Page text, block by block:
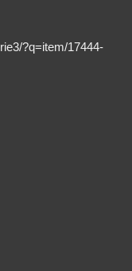
?q=item/17444-